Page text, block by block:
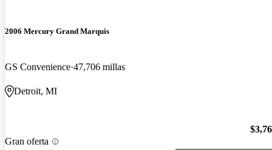
2006 Mercury Grand Marquis
GS Convenience 47,706 millas
Detroit, MI
Gran oferta